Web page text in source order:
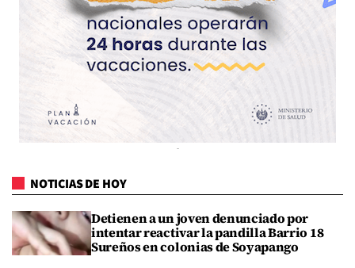
NOTICIAS DE HOY
Detienen a un joven denunciado por
intentar reactivar la pandilla Barrio 18
Sureños en colonias de Soyapango